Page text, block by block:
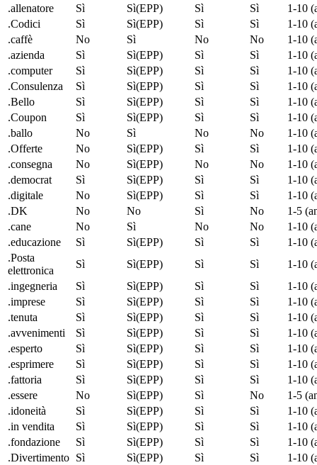
.allenatore
Sì Sì(EPP) Sì Sì
1-10
.Codici
Sì Sì(EPP) Sì Sì
1-10
.caffè
No Sì No No
1-10
.azienda
Sì Sì(EPP) Sì Sì
1-10
.computer
Sì Sì(EPP) Sì Sì
1-10
.Consulenza
Sì Sì(EPP) Sì Sì
1-10
.Bello
Sì Sì(EPP) Sì Sì
1-10
.Coupon
Sì Sì(EPP) Sì Sì
1-10
.ballo
No Sì No No
1-10
.Offerte
No Sì(EPP) Sì Sì
1-10
.consegna
No Sì(EPP) No No
1-10
.democrat Sì Sì(EPP) Sì Sì
1-10
.digitale
No Sì(EPP) Sì Sì
1-10
.DK
No No Sì No
1-5
.cane
No Sì No No
1-10
.educazione
Sì Sì(EPP) Sì Sì
1-10
.Posta
elettronica
Sì Sì(EPP) Sì Sì
1-10
.ingegneria
Sì Sì(EPP) Sì Sì
1-10
.imprese
Sì Sì(EPP) Sì Sì
1-10
.tenuta
Sì Sì(EPP) Sì Sì
1-10
.avvenimenti
Sì Sì(EPP) Sì Sì
1-10
.esperto
Sì Sì(EPP) Sì Sì
1-10
.esprimere
Sì Sì(EPP) Sì Sì
1-10
.fattoria
Sì Sì(EPP) Sì Sì
1-10
.essere
No Sì(EPP) Sì No
1-5
.idoneità
Sì Sì(EPP) Sì Sì
1-10
.in vendita
Sì Sì(EPP) Sì Sì
1-10
.fondazione
Sì Sì(EPP) Sì Sì
1-10
.Divertimento Sì Sì(EPP) Sì Sì
1-10